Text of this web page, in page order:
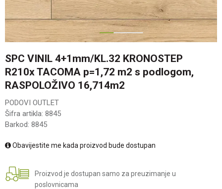
1
SPC VINIL 4+1mm/KL.32 KRONOSTEP
R210x TACOMA p=1,72 m2 s podlogom,
RASPOLOŽIVO 16,714m2
PODOVI OUTLET
Šifra artikla: 8845
Barkod: 8845
Obavijestite me kada proizvod bude dostupan
Proizvod je dostupan samo za preuzimanje u
poslovnicama